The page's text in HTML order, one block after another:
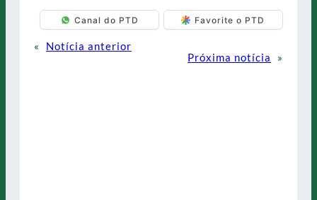
Canal do PTD Favorite o PTD
«
Notícia anterior
Próxima notícia
»